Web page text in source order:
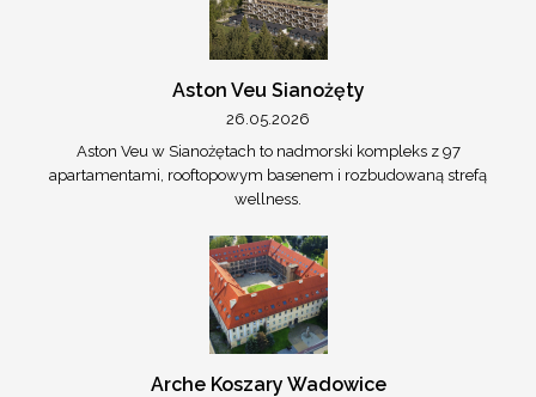
Aston Veu Sianożęty
26.05.2026
Aston Veu w Sianożętach to nadmorski kompleks z 97
apartamentami, rooftopowym basenem i rozbudowaną strefą
wellness.
Arche Koszary Wadowice